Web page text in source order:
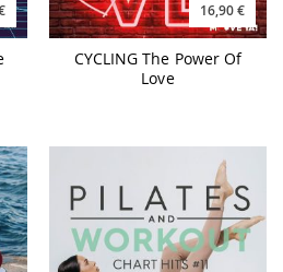
16,90 €
CYCLING The Power Of
Love